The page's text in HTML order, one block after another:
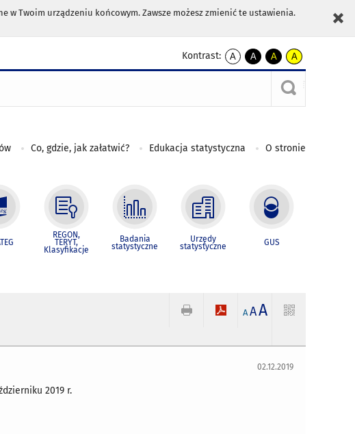
w Twoim urządzeniu końcowym. Zawsze możesz zmienić te ustawienia.
Kontrast:
A
kontrast
A
kontrast
czarnym
A
kontrast
żółty
tekst
czarnym
A
kontrast
czarny
tekst
żółtym
Co, gdzie, jak załatwić? Edukacja statystyczna O stronie
REGON,
TERYT,
Klasyfikacje
Badania
statystyczne
Urzędy
statystyczne GUS
A AA
02.12.2019
2019 r.